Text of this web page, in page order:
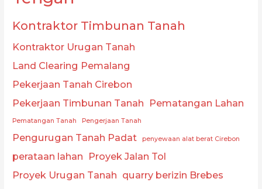
Kontraktor Timbunan Tanah
Kontraktor Urugan Tanah
Land Clearing Pemalang
Pekerjaan Tanah Cirebon
Pekerjaan Timbunan Tanah Pematangan Lahan
Pematangan Tanah Pengerjaan Tanah
Pengurugan Tanah Padat penyewaan alat berat Cirebon
perataan lahan Proyek Jalan Tol
Proyek Urugan Tanah quarry berizin Brebes